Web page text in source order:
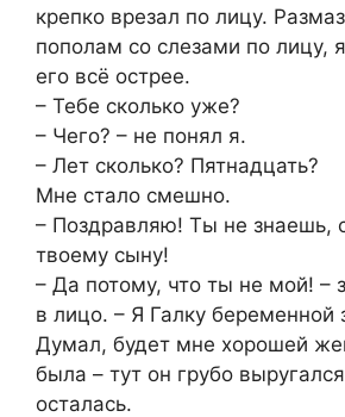
крепко врезал по лицу.
пополам со слезами по лицу,
его всё острее.
– Тебе сколько уже?
– Чего? – не понял я.
– Лет сколько? Пятнадцать?
Мне стало смешно.
– Поздравляю! Ты не знаешь,
твоему сыну!
– Да потому, что ты не мой! –
в лицо. – Я Галку беременной
Думал, будет мне хорошей
была – тут он грубо
осталась.